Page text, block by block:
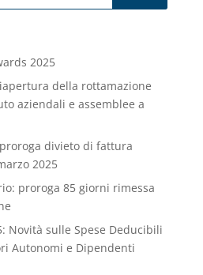
2025
della rottamazione
aziendali e assemblee a
divieto di fattura
2025
proroga 85 giorni rimessa
Novità sulle Spese Deducibili
Autonomi e Dipendenti